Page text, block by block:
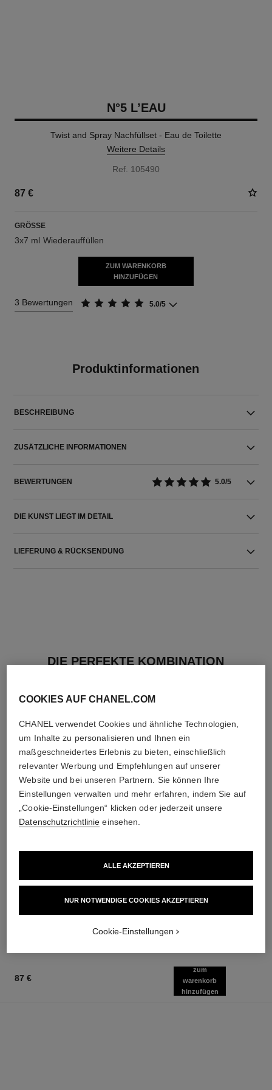
N°5 L’EAU
Twist and Spray Nachfüllset - Eau de Toilette
Weitere Details
Ref. 105490
87 €
GRÖSSE
3x7 ml Wiederauffüllen
ZUM WARENKORB
HINZUFÜGEN
3 Bewertungen 5.0/5
Produktinformationen
BESCHREIBUNG
ZUSÄTZLICHE INFORMATIONEN
BEWERTUNGEN 5.0/5
DIE KUNST LIEGT IM DETAIL
LIEFERUNG & RÜCKSENDUNG
DIE PERFEKTE KOMBINATION
On Hand Cream
Parfümiertes Spray für das
Ref. 105798
Zum Warenkorb hinzufügen
87 €
zum
warenkorb
hinzufügen
COOKIES AUF CHANEL.COM
CHANEL verwendet Cookies und ähnliche Technologien,
um Inhalte zu personalisieren und Ihnen ein
maßgeschneidertes Erlebnis zu bieten, einschließlich
relevanter Werbung und Empfehlungen auf unserer
Website und bei unseren Partnern. Sie können Ihre
Einstellungen verwalten und mehr erfahren, indem Sie auf
„Cookie-Einstellungen“ klicken oder jederzeit unsere
Datenschutzrichtlinie einsehen.
NUR NOTWENDIGE COOKIES AKZEPTIEREN
ALLE AKZEPTIEREN
Cookie-Einstellungen